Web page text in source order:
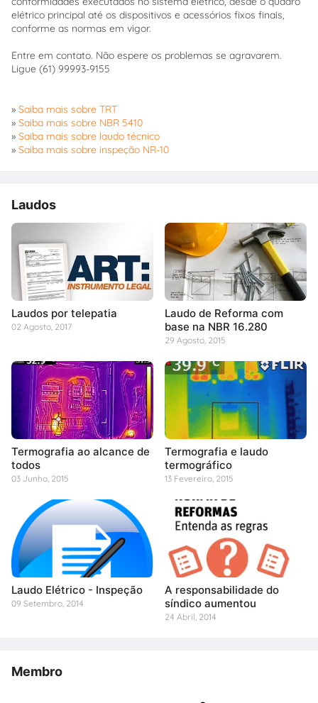
elétrico principal até os dispositivos e acessórios fixos finais,
conforme as normas em vigor.
Entre em contato. Não espere os problemas se agravarem.
Ligue (61) 99993-9155
» Saiba mais sobre TRT
» Saiba mais sobre NBR 5410
» Saiba mais sobre laudo técnico
» Saiba mais sobre inspeção NR-10
Laudos
Laudos por telepatia
02 Agosto, 2017
Laudo de Reforma com
base na NBR 16.280
29 Agosto, 2015
Termografia ao alcance de
todos
03 Junho, 2015
Termografia e laudo
termográfico
13 Fevereiro, 2015
Laudo Elétrico - Inspeção
09 Setembro, 2014
A responsabilidade do
síndico aumentou
24 Abril, 2014
Membro